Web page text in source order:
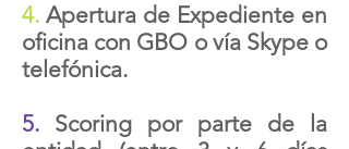
4. Apertura de Expediente en
oficina con GBO o vía Skype o
telefónica.
5. Scoring por parte de la